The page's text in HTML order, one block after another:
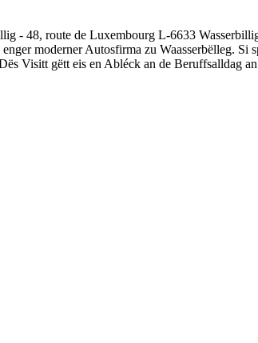
- 48, route de Luxembourg L-6633
moderner Autosfirma zu Waasserbëlleg.
Visitt gëtt eis en Abléck an de Beruffsalldag